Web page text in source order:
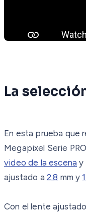
La
En esta prueba que
Megapixel Serie
video de la escena y
ajustado a 2.8 mm y
Con el lente